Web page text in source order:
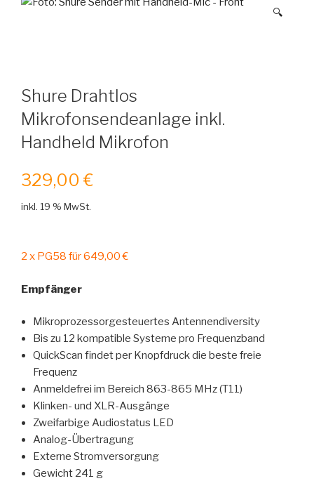
🔍
Shure Drahtlos
Mikrofonsendeanlage inkl.
Handheld Mikrofon
329,00 €
inkl. 19 % MwSt.
2 x PG58 für 649,00 €
Empfänger
Mikroprozessorgesteuertes Antennendiversity
Bis zu 12 kompatible Systeme pro Frequenzband
QuickScan findet per Knopfdruck die beste freie
Frequenz
Anmeldefrei im Bereich 863-865 MHz (T11)
Klinken- und XLR-Ausgänge
Zweifarbige Audiostatus LED
Analog-Übertragung
Externe Stromversorgung
Gewicht 241 g